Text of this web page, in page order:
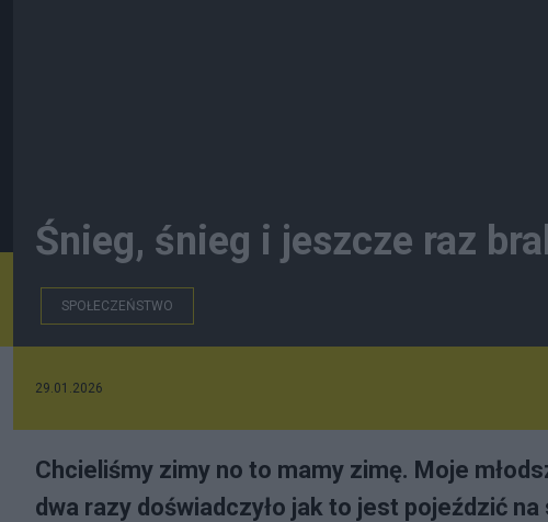
Śnieg, śnieg i jeszcze raz
SPOŁECZEŃSTWO
29.01.2026
Chcieliśmy zimy no to mamy zimę. Moje
dwa razy doświadczyło jak to jest pojeździć